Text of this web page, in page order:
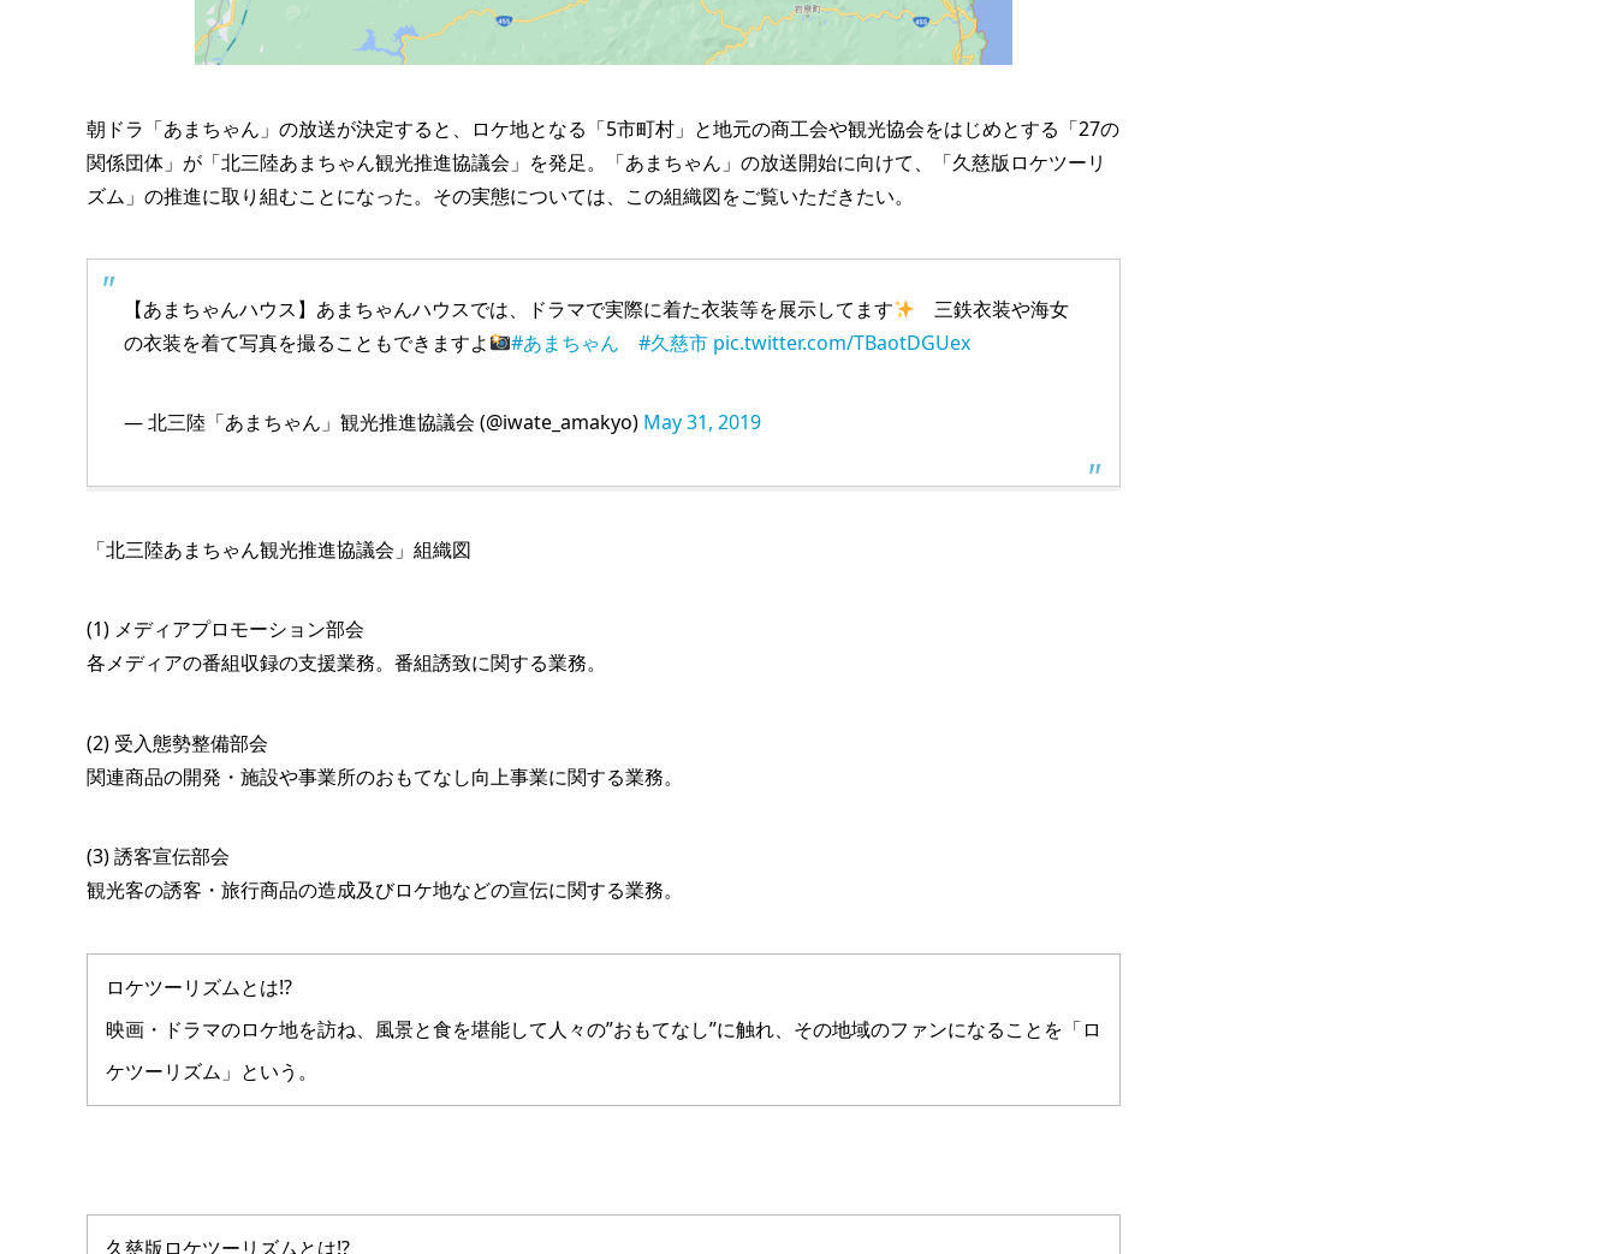
朝ドラ「あまちゃん」の放送が決定すると、ロケ地となる「5市町村」と地元の商工会や観光協会をはじめとする「27の
関係団体」が「北三陸あまちゃん観光推進協議会」を発足。「あまちゃん」の放送開始に向けて、「久慈版ロケツーリ
ズム」の推進に取り組むことになった。その実態については、この組織図をご覧いただきたい。
【あまちゃんハウス】あまちゃんハウスでは、ドラマで実際に着た衣装等を展示してます
三鉄衣装や海女
の衣装を着て写真を撮ることもできますよ
#あまちゃん #久慈市 pic.twitter.com/TBaotDGUex
— 北三陸「あまちゃん」観光推進協議会 (@iwate_amakyo) May 31, 2019
「北三陸あまちゃん観光推進協議会」組織図
(1) メディアプロモーション部会
各メディアの番組収録の支援業務。番組誘致に関する業務。
(2) 受入態勢整備部会
関連商品の開発・施設や事業所のおもてなし向上事業に関する業務。
(3) 誘客宣伝部会
観光客の誘客・旅行商品の造成及びロケ地などの宣伝に関する業務。
ロケツーリズムとは!?
映画・ドラマのロケ地を訪ね、風景と食を堪能して人々の”おもてなし”に触れ、その地域のファンになることを「ロ
ケツーリズム」という。
久慈版ロケツーリズムとは!?